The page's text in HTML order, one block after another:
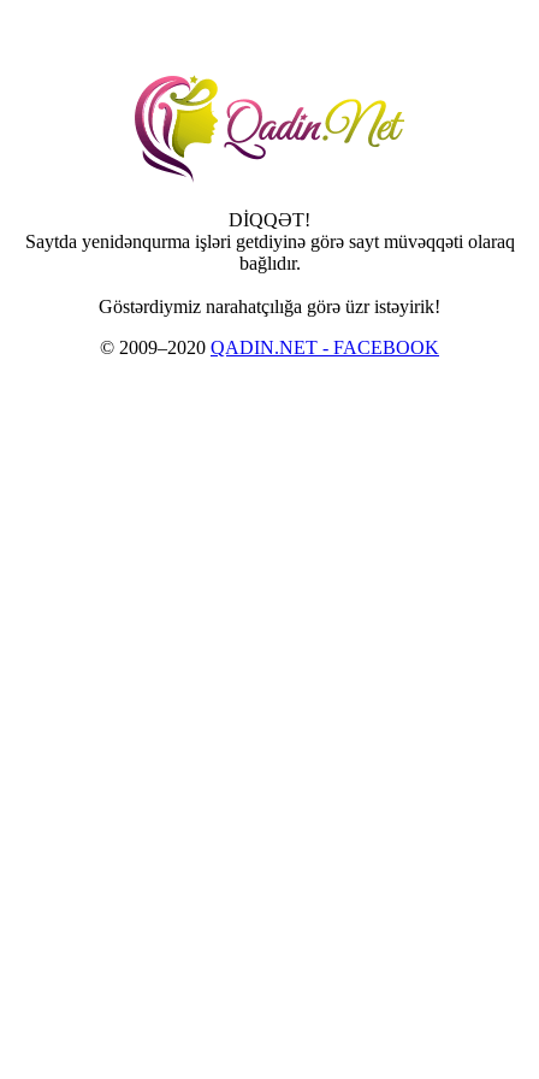
DİQQƏT!
Saytda yenidənqurma işləri getdiyinə görə sayt müvəqqəti olaraq
bağlıdır.
Göstərdiymiz narahatçılığa görə üzr istəyirik!
© 2009–2020 QADIN.NET - FACEBOOK